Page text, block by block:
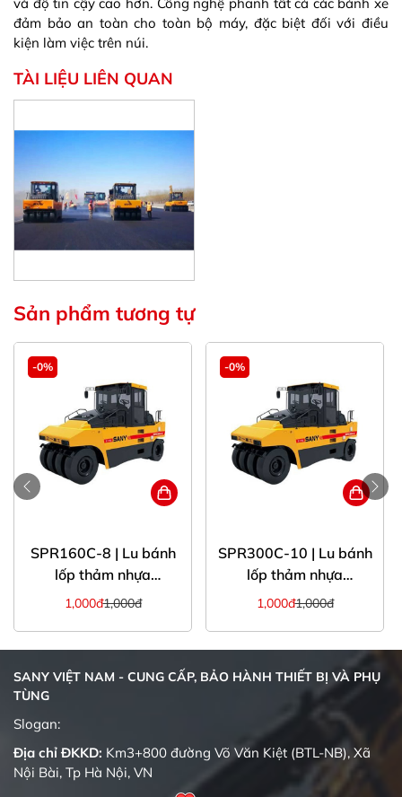
đảm bảo an toàn cho toàn bộ máy, đặc biệt đối với điều
kiện làm việc trên núi.
TÀI LIỆU LIÊN QUAN
Sản phẩm tương tự
-0%
SPR160C-8 | Lu bánh
lốp thảm nhựa
sanyglobal 16 tấn
1,000đ1,000đ
-0%
SPR300C-10 | Lu bánh
lốp thảm nhựa
SANYglobal 30 tấn
1,000đ1,000đ
SANY VIỆT NAM - CUNG CẤP, BẢO HÀNH THIẾT BỊ VÀ PHỤ
TÙNG
Slogan:
Địa chỉ ĐKKD: Km3+800 đường Võ Văn Kiệt (BTL-NB), Xã
Nội Bài, Tp Hà Nội, VN